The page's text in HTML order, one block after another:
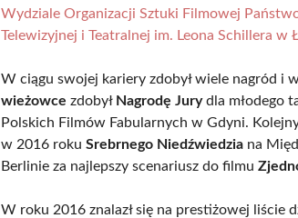
Wydziale Organizacji Sztuki Filmowej
Telewizyjnej i Teatralnej im. Leona Schillera w
W ciągu swojej kariery zdobył wiele nagród i
wieżowce zdobył Nagrodę Jurydla młodego
Polskich Filmów Fabularnych w Gdyni.
w 2016 rokuSrebrnego Niedźwiedzia na
Berlinie za najlepszy scenariusz do filmu
W roku 2016 znalazł się na prestiżowej liście